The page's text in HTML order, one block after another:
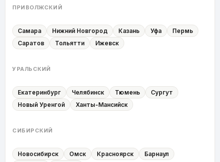
ПРИВОЛЖСКИЙ
Самара Нижний Новгород Казань Уфа
Пермь
Саратов
Тольятти Ижевск
УРАЛЬСКИЙ
Екатеринбург Челябинск Тюмень
Сургут
Новый Уренгой
Ханты-Мансийск
СИБИРСКИЙ
Новосибирск Омск Красноярск
Барнаул